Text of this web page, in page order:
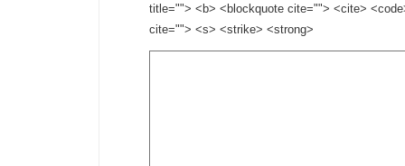
title=""> <b> <blockquote cite=""> <cite>
cite=""> <s> <strike> <strong>